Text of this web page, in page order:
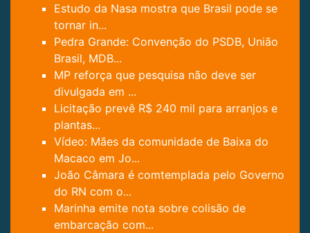
Estudo da Nasa mostra que Brasil pode se
tornar in...
Pedra Grande: Convenção do PSDB, União
Brasil, MDB...
MP reforça que pesquisa não deve ser
divulgada em ...
Licitação prevê R$ 240 mil para arranjos e
plantas...
Vídeo: Mães da comunidade de Baixa do
Macaco em Jo...
João Câmara é comtemplada pelo Governo
do RN com o...
Marinha emite nota sobre colisão de
embarcação com...